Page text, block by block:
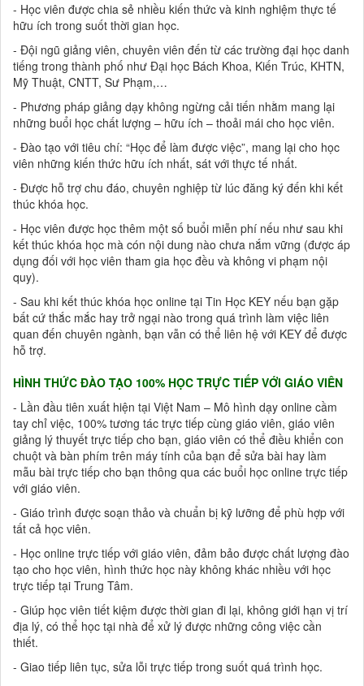
- Học viên được chia sẻ nhiều kiến thức và kinh nghiệm thực tế
hữu ích trong suốt thời gian học.
- Đội ngũ giảng viên, chuyên viên đến từ các trường đại học danh
tiếng trong thành phố như Đại học Bách Khoa, Kiến Trúc, KHTN,
Mỹ Thuật, CNTT, Sư Phạm,…
- Phương pháp giảng dạy không ngừng cải tiến nhằm mang lại
những buổi học chất lượng – hữu ích – thoải mái cho học viên.
- Đào tạo với tiêu chí: “Học để làm được việc”, mang lại cho học
viên những kiến thức hữu ích nhất, sát với thực tế nhất.
- Được hỗ trợ chu đáo, chuyên nghiệp từ lúc đăng ký đến khi kết
thúc khóa học.
- Học viên được học thêm một số buổi miễn phí nếu như sau khi
kết thúc khóa học mà cón nội dung nào chưa nắm vững (được áp
dụng đối với học viên tham gia học đều và không vi phạm nội
quy).
- Sau khi kết thúc khóa học online tại Tin Học KEY nếu bạn gặp
bất cứ thắc mắc hay trở ngại nào trong quá trình làm việc liên
quan đến chuyên ngành, bạn vẫn có thể liên hệ với KEY để được
hỗ trợ.
HÌNH THỨC ĐÀO TẠO 100% HỌC TRỰC TIẾP VỚI GIÁO VIÊN
- Lần đầu tiên xuất hiện tại Việt Nam – Mô hình dạy online cầm
tay chỉ việc, 100% tương tác trực tiếp cùng giáo viên, giáo viên
giảng lý thuyết trực tiếp cho bạn, giáo viên có thể điều khiển con
chuột và bàn phím trên máy tính của bạn để sửa bài hay làm
mẫu bài trực tiếp cho bạn thông qua các buổi học online trực tiếp
với giáo viên.
- Giáo trình được soạn thảo và chuẩn bị kỹ lưỡng để phù hợp với
tất cả học viên.
- Học online trực tiếp với giáo viên, đảm bảo được chất lượng đào
tạo cho học viên, hình thức học này không khác nhiều với học
trực tiếp tại Trung Tâm.
- Giúp học viên tiết kiệm được thời gian đi lại, không giới hạn vị trí
địa lý, có thể học tại nhà để xử lý được những công việc cần
thiết.
- Giao tiếp liên tục, sửa lỗi trực tiếp trong suốt quá trình học.